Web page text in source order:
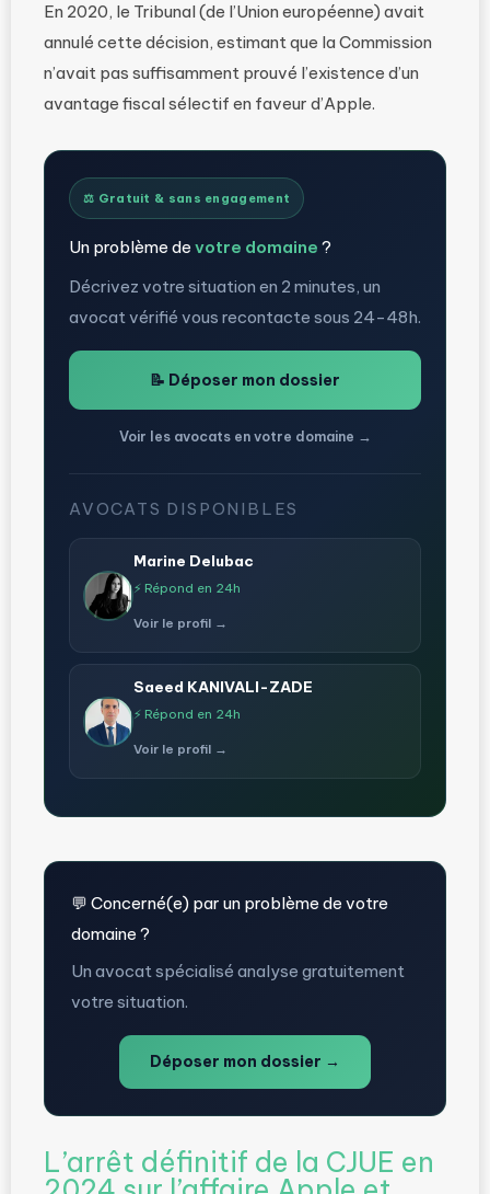
En 2020, le Tribunal (de l’Union européenne) avait
annulé cette décision, estimant que la Commission
n’avait pas suffisamment prouvé l’existence d’un
avantage fiscal sélectif en faveur d’Apple.
⚖️ Gratuit & sans engagement
Un problème de votre domaine ?
Décrivez votre situation en 2 minutes, un
avocat vérifié vous recontacte sous 24-48h.
📝 Déposer mon dossier
Voir les avocats en votre domaine →
AVOCATS DISPONIBLES
Marine Delubac
⚡ Répond en 24h
Voir le profil →
Saeed KANIVALI-ZADE
⚡ Répond en 24h
Voir le profil →
💬 Concerné(e) par un problème de votre
domaine ?
Un avocat spécialisé analyse gratuitement
votre situation.
Déposer mon dossier →
L’arrêt définitif de la CJUE en